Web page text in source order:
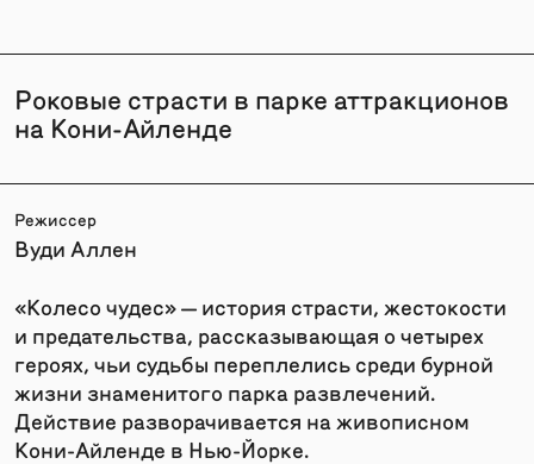
Роковые страсти в парке аттракционов
на Кони-Айленде
Режиссер
Вуди Аллен
«Колесо чудес» — история страсти, жестокости
и предательства, рассказывающая о четырех
героях, чьи судьбы переплелись среди бурной
жизни знаменитого парка развлечений.
Действие разворачивается на живописном
Кони-Айленде в Нью-Йорке.